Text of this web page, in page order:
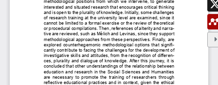
Especializaciones
Maestrías
Doctorados
Educación continuada
Video Institucional